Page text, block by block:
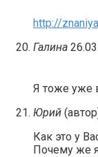
http://
Галина
Я тоже уже
Юрий
Как это у
Почему же